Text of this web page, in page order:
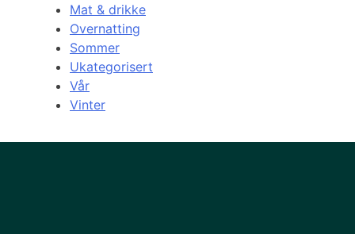
Mat & drikke
Overnatting
Sommer
Ukategorisert
Vår
Vinter